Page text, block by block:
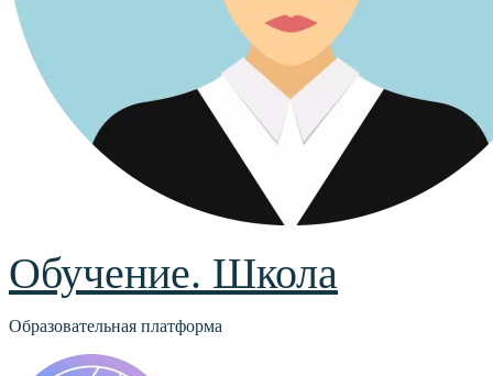
Обучение. Школа
Образовательная платформа